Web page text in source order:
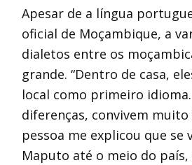
Apesar de a língua
oficial de Moçambique, a
dialetos entre os
grande. “Dentro de casa,
local como primeiro
diferenças, convivem muito
pessoa me explicou que se
Maputo até o meio do